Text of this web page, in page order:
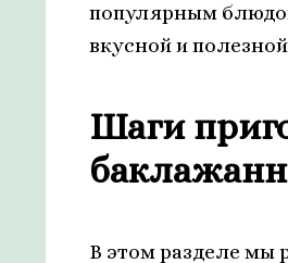
популярным
вкусной и
Шаги
В этом разделе мы